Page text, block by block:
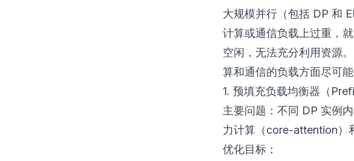
大规模并行（包括 DP 和
计算或通信负载上过重，
空闲，无法充分利用资源
算和通信的负载方面尽可能
1. 预填充负载均衡器（
主要问题：不同 DP 实例
力计算（core-attention）
优化目标：